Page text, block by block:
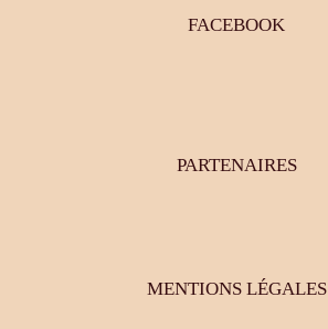
FACEBOOK
PARTENAIRES
MENTIONS LÉGALES